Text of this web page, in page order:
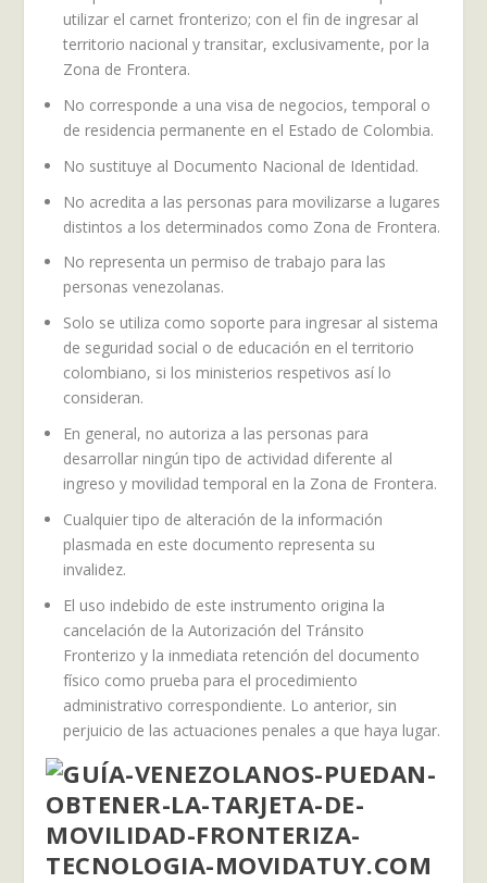
utilizar el carnet fronterizo; con el fin de ingresar al
territorio nacional y transitar, exclusivamente, por la
Zona de Frontera.
No corresponde a una visa de negocios, temporal o
de residencia permanente en el Estado de Colombia.
No sustituye al Documento Nacional de Identidad.
No acredita a las personas para movilizarse a lugares
distintos a los determinados como Zona de Frontera.
No representa un permiso de trabajo para las
personas venezolanas.
Solo se utiliza como soporte para ingresar al sistema
de seguridad social o de educación en el territorio
colombiano, si los ministerios respetivos así lo
consideran.
En general, no autoriza a las personas para
desarrollar ningún tipo de actividad diferente al
ingreso y movilidad temporal en la Zona de Frontera.
Cualquier tipo de alteración de la información
plasmada en este documento representa su
invalidez.
El uso indebido de este instrumento origina la
cancelación de la Autorización del Tránsito
Fronterizo y la inmediata retención del documento
físico como prueba para el procedimiento
administrativo correspondiente. Lo anterior, sin
perjuicio de las actuaciones penales a que haya lugar.